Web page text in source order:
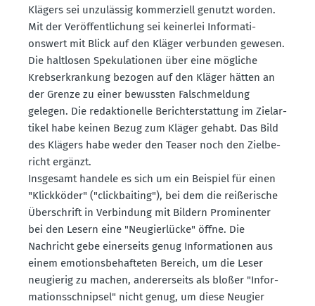
Klägers sei unzulässig kommer­ziell genutzt worden.
Mit der Veröf­fent­li­chung sei keinerlei Infor­ma­ti­
onswert mit Blick auf den Kläger verbunden gewesen.
Die haltlosen Speku­la­tionen über eine mögliche
Krebs­er­krankung bezogen auf den Kläger hätten an
der Grenze zu einer bewussten Falsch­meldung
gelegen. Die redak­tio­nelle Bericht­erstattung im Zielar­
tikel habe keinen Bezug zum Kläger gehabt. Das Bild
des Klägers habe weder den Teaser noch den Zielbe­
richt ergänzt.
Insgesamt handele es sich um ein Beispiel für einen
"Klick­köder" ("click­baiting"), bei dem die reiße­rische
Überschrift in Verbindung mit Bildern Promi­nenter
bei den Lesern eine "Neugier­lücke" öffne. Die
Nachricht gebe einer­seits genug Infor­ma­tionen aus
einem emoti­ons­be­haf­teten Bereich, um die Leser
neugierig zu machen, anderer­seits als bloßer "Infor­
ma­ti­ons­schnipsel" nicht genug, um diese Neugier